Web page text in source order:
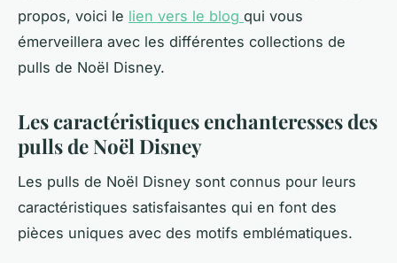
propos, voici le lien vers le blog qui vous
émerveillera avec les différentes collections de
pulls de Noël Disney.
Les caractéristiques enchanteresses des
pulls de Noël Disney
Les pulls de Noël Disney sont connus pour leurs
caractéristiques satisfaisantes qui en font des
pièces uniques avec des motifs emblématiques.